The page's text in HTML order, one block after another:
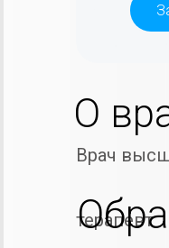
Врач
терапевт
О